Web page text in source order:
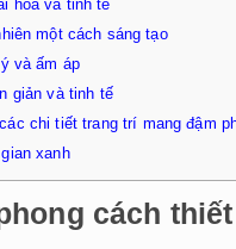
hòa và tinh tế
một cách sáng tạo
và ấm áp
giản và tinh tế
chi tiết trang trí mang đậm
xanh
cách